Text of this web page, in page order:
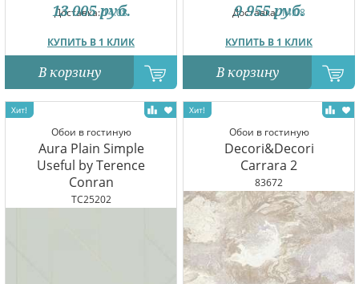
Доставка:14.08
КУПИТЬ В 1 КЛИК
13 005 руб.
В корзину
Доставка:14.08
КУПИТЬ В 1 КЛИК
9 955 руб.
В корзину
Обои в гостиную
Aura Plain Simple
Useful by Terence
Conran
TC25202
Обои в гостиную
Decori&Decori
Carrara 2
83672